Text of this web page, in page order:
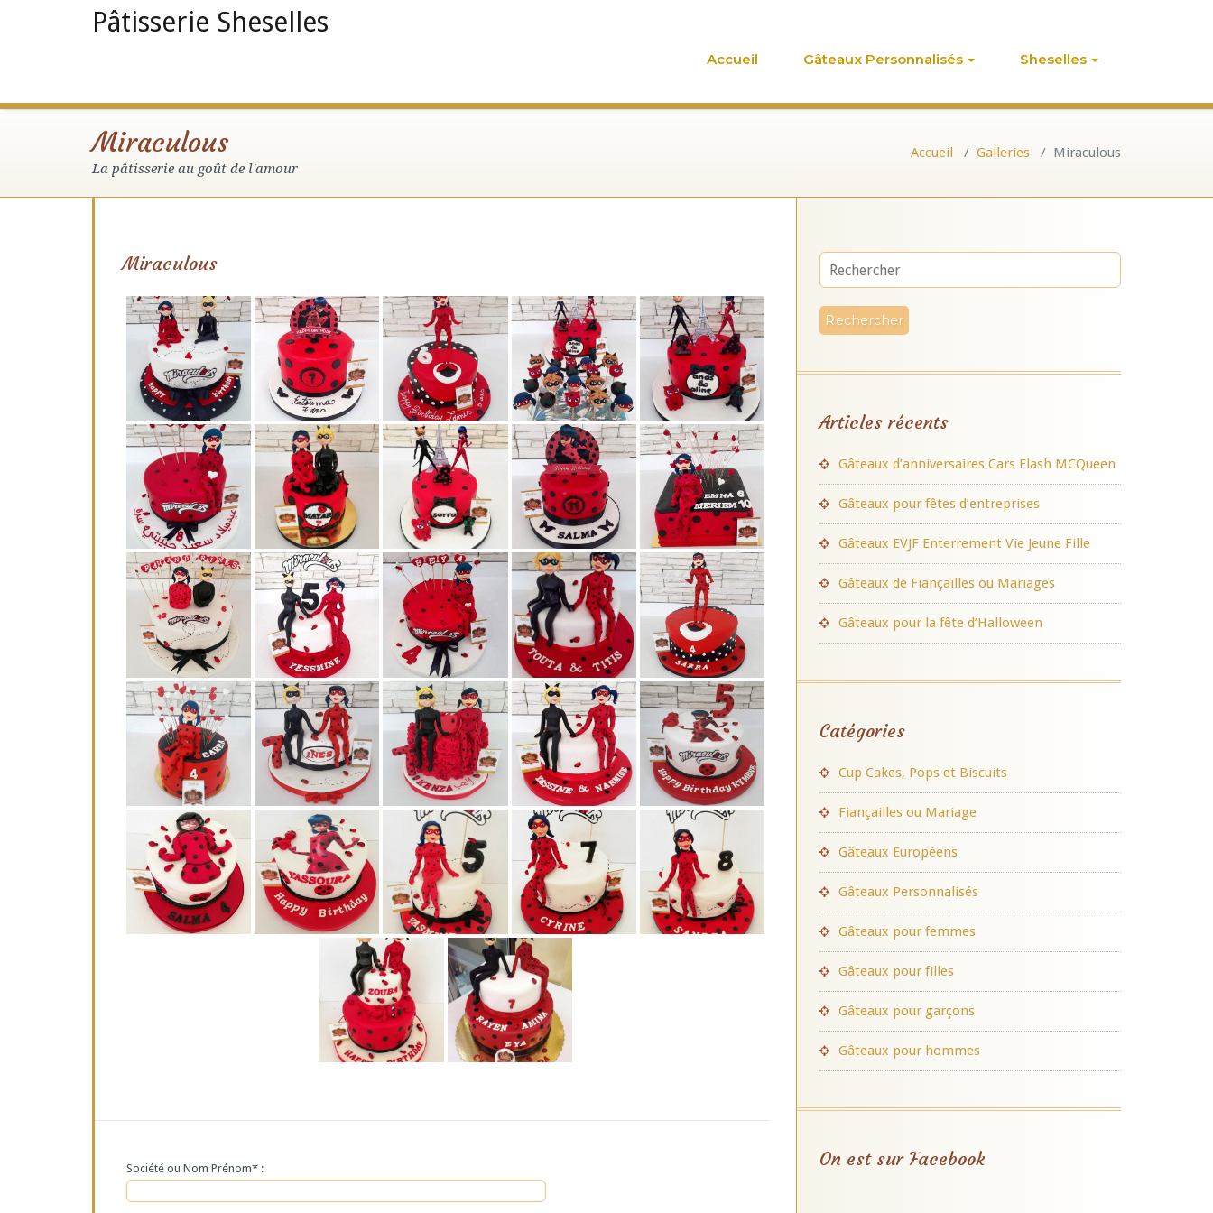
Pâtisserie Sheselles
Accueil Gâteaux Personnalisés Sheselles
Miraculous
La pâtisserie au goût de l'amour
Accueil / Galleries / Miraculous
Miraculous
Société ou Nom Prénom* :
Articles récents
Gâteaux d’anniversaires Cars Flash MCQueen
Gâteaux pour fêtes d’entreprises
Gâteaux EVJF Enterrement Vie Jeune Fille
Gâteaux de Fiançailles ou Mariages
Gâteaux pour la fête d’Halloween
Catégories
Cup Cakes, Pops et Biscuits
Fiançailles ou Mariage
Gâteaux Européens
Gâteaux Personnalisés
Gâteaux pour femmes
Gâteaux pour filles
Gâteaux pour garçons
Gâteaux pour hommes
On est sur Facebook